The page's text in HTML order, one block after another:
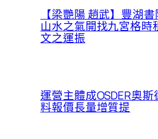
【梁艷陽 趙武】豐湖書
山水之氣開找九宮格時
文之運振
運營主體成OSDER奧斯
料報價長量增質提